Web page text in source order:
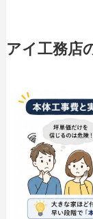
アイ工務店